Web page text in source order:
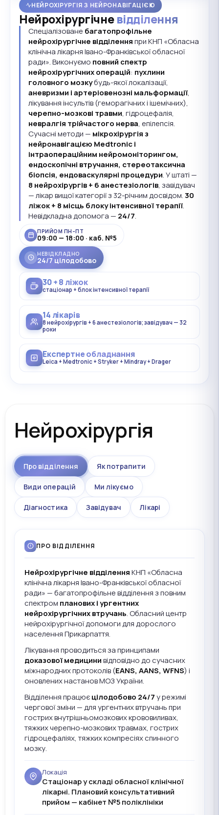
НЕЙРОХІРУРГІЯ З НЕЙРОНАВІГАЦІЄЮ
Нейрохірургічневідділення
Спеціалізоване багатопрофільне
нейрохірургічне відділенняпри КНП «Обласна
клінічна лікарня Івано-Франківської обласної
ради». Виконуємо повний спектр
нейрохірургічних операцій: пухлини
головного мозкубудь-якої локалізації,
аневризми і артеріовенозні мальформації,
лікування інсультів (геморагічних і ішемічних),
черепно-мозкові травми, гідроцефалія,
невралгія трійчастого нерва, епілепсія.
Сучасні методи — мікрохірургія з
нейронавігацією Medtronic і
інтраопераційним нейромоніторингом,
ендоскопічні втручання, стереотаксична
біопсія, ендоваскулярні процедури. У штаті —
8 нейрохірургів + 6 анестезіологів, завідувач
— лікар вищої категорії з 32-річним досвідом.30
ліжок + 8 місць блоку інтенсивної терапії.
Невідкладна допомога — 24/7.
ПРИЙОМ ПН–ПТ
09:00 — 18:00 · каб. №5
НЕВІДКЛАДНО
24/7 цілодобово
30 + 8 ліжок
стаціонар + блок інтенсивної терапії
14 лікарів
8 нейрохірургів + 6 анестезіологів; завідувач — 32
роки
Експертне обладнання
Leica + Medtronic + Stryker + Mindray + Drager
Нейрохірургія
Про відділення Як потрапити
Види операцій Ми лікуємо
Діагностика Завідувач Лікарі
ПРО ВІДДІЛЕННЯ
Нейрохірургічне відділенняКНП «Обласна
клінічна лікарня Івано-Франківської обласної
ради» — багатопрофільне відділення з повним
спектром планових і ургентних
нейрохірургічних втручань. Обласний центр
нейрохірургічної допомоги для дорослого
населення Прикарпаття.
Лікування проводиться за принципами
доказової медицинивідповідно до сучасних
міжнародних протоколів (EANS, AANS, WFNS) і
оновлених настанов МОЗ України.
Відділення працюєцілодобово 24/7у режимі
чергової зміни — для ургентних втручань при
гострих внутрішньомозкових крововиливах,
тяжких черепно-мозкових травмах, гострих
гідроцефаліях, тяжких компресіях спинного
мозку.
Локація
Стаціонар у складі обласної клінічної
лікарні. Плановий консультативний
прийом — кабінет №5 поліклініки